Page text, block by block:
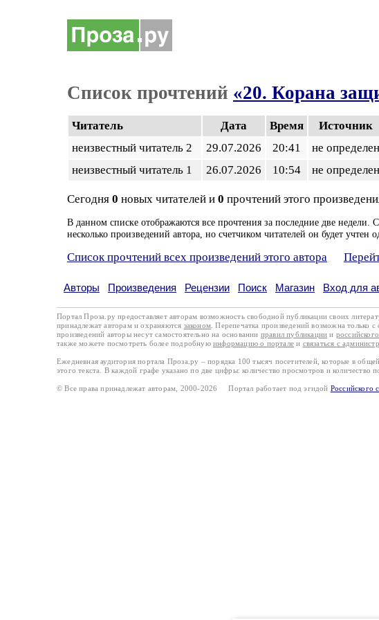
Список прочтений «20. Корана
Читатель Дата Время
Источник
неизвестный читатель 2
29.07.2026 20:41
не определен
неизвестный читатель 1
26.07.2026 10:54 не определен
Сегодня 0 новых читателей и 0 прочтений этого
В данном списке отображаются все прочтения за последние две недели.
несколько произведений автора, но счетчиком читателей он будет
Список прочтений всех произведений этого автора
Авторы Произведения Рецензии Поиск Магазин Вход для
Портал Проза.ру предоставляет авторам возможность свободной публикации своих
принадлежат авторам и охраняются законом . Перепечатка произведений возможна только
произведений авторы несут самостоятельно на основании правил публикации и
также можете посмотреть более подробную информацию о портале и связаться с
Ежедневная аудитория портала Проза.ру – порядка 100 тысяч посетителей, которые в
этого текста. В каждой графе указано по две цифры: количество просмотров и количество
© Все права принадлежат авторам, 2000-2026 Портал работает под эгидой Российского